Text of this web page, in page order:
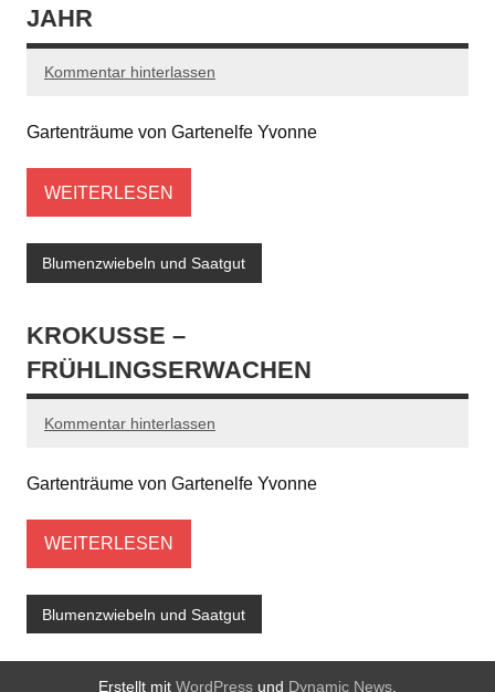
JAHR
Kommentar hinterlassen
Gartenträume von Gartenelfe Yvonne
WEITERLESEN
Blumenzwiebeln und Saatgut
KROKUSSE –
FRÜHLINGSERWACHEN
Kommentar hinterlassen
Gartenträume von Gartenelfe Yvonne
WEITERLESEN
Blumenzwiebeln und Saatgut
Erstellt mit WordPress und Dynamic News.